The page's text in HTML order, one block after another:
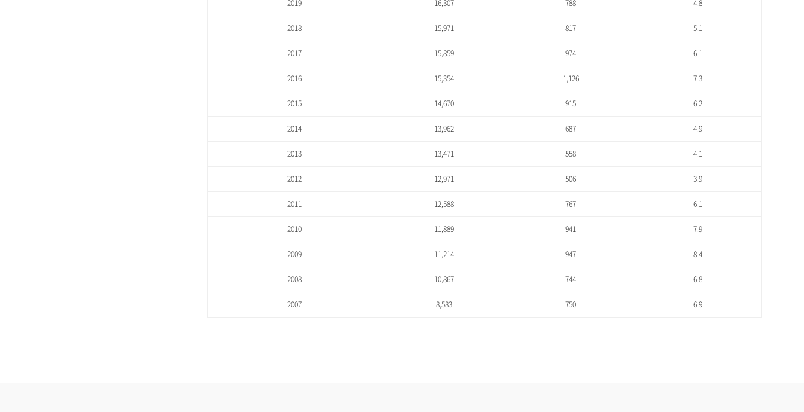
2019 16,307 788 4.8
2018 15,971 817 5.1
2017 15,859 974 6.1
2016 15,354 1,126 7.3
2015 14,670 915 6.2
2014 13,962 687 4.9
2013 13,471 558 4.1
2012 12,971 506 3.9
2011 12,588 767 6.1
2010 11,889 941 7.9
2009 11,214 947 8.4
2008 10,867 744 6.8
2007 8,583 750 6.9